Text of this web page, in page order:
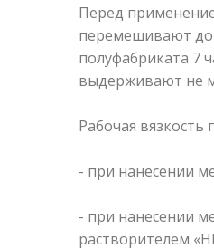
Перед
перемешивают до
полуфабриката 7
выдерживают не
Рабочая
- при нанесении
- при нанесении
растворителем